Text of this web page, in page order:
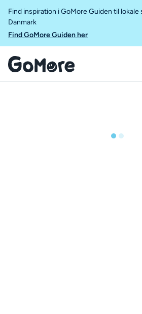
Find inspiration i GoMore Guiden til
Danmark
Find GoMore Guiden her